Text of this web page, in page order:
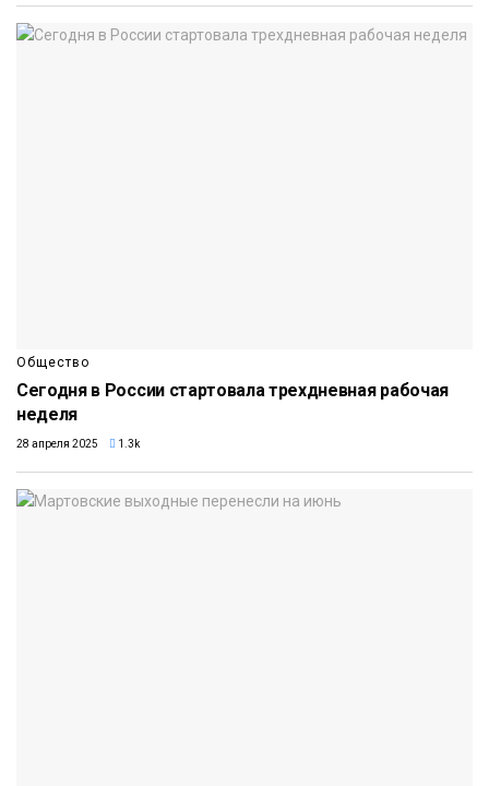
Общество
Сегодня в России стартовала трехдневная рабочая
неделя
28 апреля 2025 1.3k